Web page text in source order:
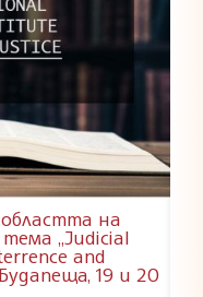
на
„Judicial
and
19 и 20